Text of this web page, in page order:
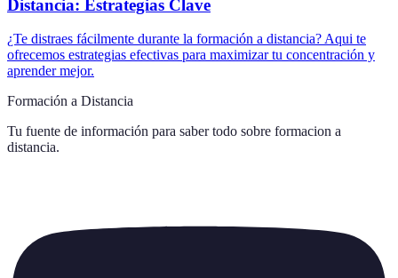
Distancia: Estrategias Clave
¿Te distraes fácilmente durante la formación a distancia? Aqui te
ofrecemos estrategias efectivas para maximizar tu concentración y
aprender mejor.
Formación a Distancia
Tu fuente de información para saber todo sobre formacion a
distancia.